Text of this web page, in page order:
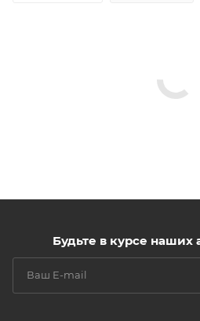
Будьте в курсе наших